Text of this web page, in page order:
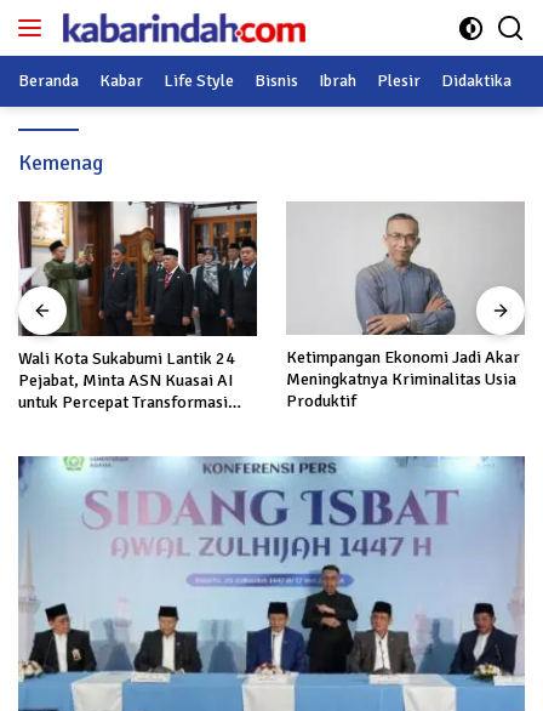
Langsung
Beranda Kabar Life Style Bisnis Ibrah Plesir Didaktika
Kemenag
Wali Kota Sukabumi Lantik 24
Pejabat, Minta ASN Kuasai AI
untuk Percepat Transformasi
Ketimpangan Ekonomi Jadi Akar
Meningkatnya Kriminalitas Usia
Produktif